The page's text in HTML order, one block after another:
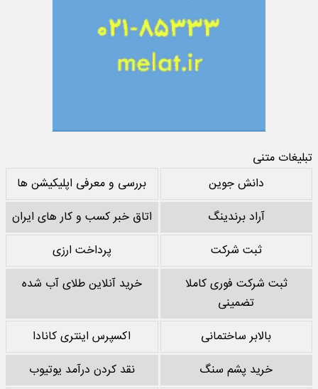
تبلیغات متنی
دانش جوین
بررسی و معرفی اپلیکیشن ها
آراد برندینگ
اتاق خبر کسب و کار های ایران
ثبت شرکت
پرداخت ارزی
ثبت شرکت فوری کاملا
تضمینی
خرید آنلاین طلای آب شده
بالابر ساختمانی
اکسپرس اینتری کانادا
خرید پشم سنگ
نقد کردن درآمد یوتیوب